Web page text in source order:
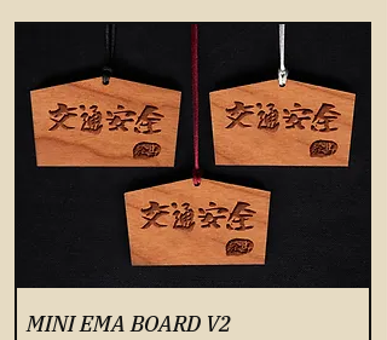
MINI EMA BOARD V2